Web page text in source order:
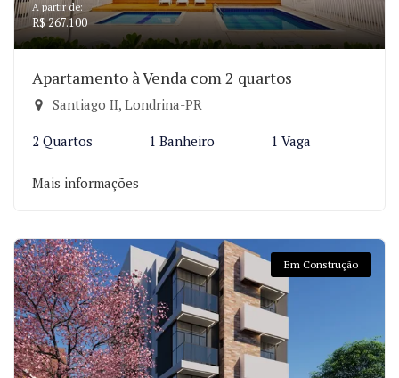
A partir de:
R$ 267.100
Apartamento à Venda com 2 quartos
Santiago II, Londrina-PR
2 Quartos 1 Banheiro 1 Vaga
Mais informações
Em Construção